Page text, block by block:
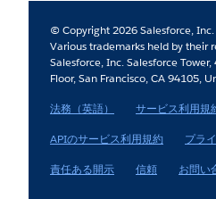
© Copyright 2026 Salesforce, Inc.
Various trademarks held by their
Salesforce, Inc. Salesforce
Floor, San Francisco, CA 94105,
法務（英語）
サービス利用規
APIのサービス利用規約
プラ
責任ある開示
信頼 お問い